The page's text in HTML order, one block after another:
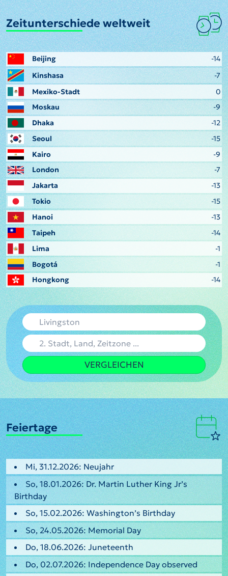
Zeitunterschiede weltweit
Beijing
-14
Kinshasa
-7
Mexiko-Stadt
0
Moskau
-9
Dhaka
-12
Seoul
-15
Kairo
-9
London
-7
Jakarta
-13
Tokio
-15
Hanoi
-13
Taipeh
-14
Lima
-1
Bogotá
-1
Hongkong
-14
VERGLEICHEN
Feiertage
Mi, 31.12.2026: Neujahr
So, 18.01.2026: Dr. Martin Luther King Jr’s
Birthday
So, 15.02.2026: Washington’s Birthday
So, 24.05.2026: Memorial Day
Do, 18.06.2026: Juneteenth
Do, 02.07.2026: Independence Day observed